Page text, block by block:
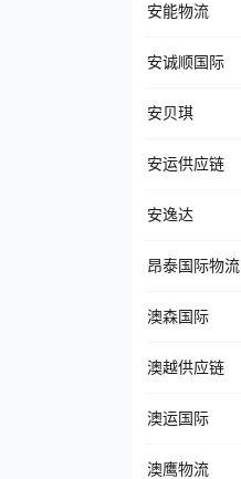
安能物流
安诚顺国际
安贝琪
安运供应链
安逸达
昂泰国际物流
澳森国际
澳越供应链
澳运国际
澳鹰物流